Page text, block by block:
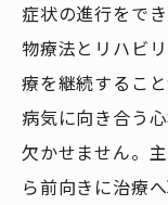
症状の進行をで
物療法とリハビ
療を継続するこ
病気に向き合う
欠かせません。
ら前向きに治療